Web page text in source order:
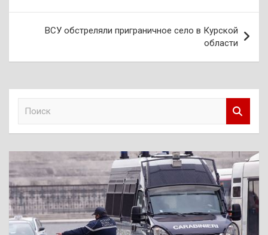
записям
ВСУ обстреляли приграничное село в Курской
области
к